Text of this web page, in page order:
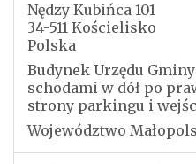
Nędzy Kubińca 101
34-511 Kościelisko
Polska
Budynek Urzędu
schodami w dół po
strony parkingu i
Województwo